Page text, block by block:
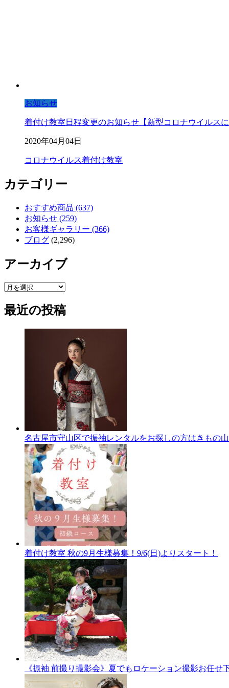
お知らせ
着付け教室日程変更のお知らせ【新型コロナウイルス
2020年04月04日
コロナウイルス着付け教室
カテゴリー
おすすめ商品 (637)
お知らせ (259)
お客様ギャラリー (366)
ブログ (2,296)
アーカイブ
ア
カ
イ
最近の投稿
名古屋市守山区で振袖レンタルをお探しの方はきもの
着付け教室 秋の9月生様募集！9/6(日)よりスタート！
《振袖 前撮り撮影会》夏でもロケーション撮影お任せ